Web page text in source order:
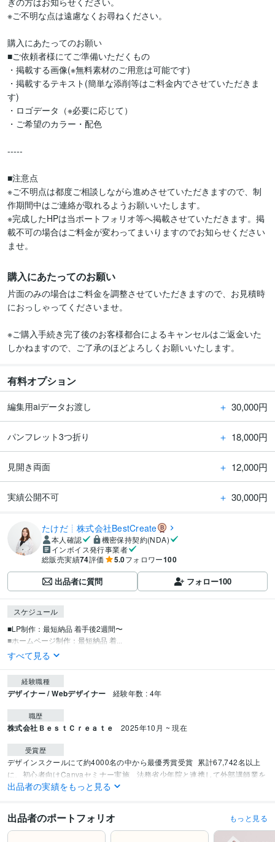
※ご不明な点は遠慮なくお尋ねください。
購入にあたってのお願い
■ご依頼者様にてご準備いただくもの
・掲載する画像(※無料素材のご用意は可能です)
・掲載するテキスト(簡単な添削等はご料金内でさせていただきま
す)
・ロゴデータ（※必要に応じて）
・ご希望のカラー・配色
-----
■注意点
※ご不明点は都度ご相談しながら進めさせていただきますので、制
作期間中はご連絡が取れるようお願いいたします。
※完成したHPは当ポートフォリオ等へ掲載させていただきます。掲
載不可の場合はご料金が変わってまいりますのでお知らせください
ませ。
購入にあたってのお願い
片面のみの場合はご料金を調整させていただきますので、お見積時
におっしゃってくださいませ。
※ご購入手続き完了後のお客様都合によるキャンセルはご返金いた
しかねますので、ご了承のほどよろしくお願いいたします。
有料オプション
編集用aiデータお渡し ＋ 30,000円
パンフレット3つ折り ＋ 18,000円
見開き両面 ＋ 12,000円
実績公開不可 ＋ 30,000円
たけだ┊株式会社BestCreate
本人確認
機密保持契約(NDA)
インボイス発行事業者
総販売実績74評価 5.0フォロワー100
出品者に質問 フォロー100
スケジュール
■LP制作：最短納品 着手後2週間〜
■ホームページ制作：最短納品 着...
すべて見る
経験職種
デザイナー / Webデザイナー 経験年数 : 4年
職歴
株式会社ＢｅｓｔＣｒｅａｔｅ 2025年10月 ~ 現在
受賞歴
デザインスクールにて約4000名の中から最優秀賞受賞 累計67,742名以上
に、初心者向けCanvaセミナー実施
法務省少年院と連携して外部講師業を
開始 Webデザインスクールにて200名以上の受講生を指導
CSS:4年HTML:4年
出品者の実績をもっと見る
出品者のポートフォリオ もっと見る